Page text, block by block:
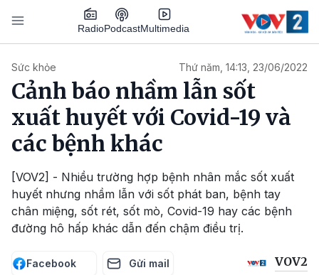
Nhảy đến nội dung
RadioPodcastMultimedia
Sức khỏe Thứ năm, 14:13, 23/06/2022
Cảnh báo nhầm lẫn sốt
xuất huyết với Covid-19 và
các bệnh khác
[VOV2] - Nhiều trường hợp bệnh nhân mắc sốt xuất
huyết nhưng nhầm lẫn với sốt phát ban, bệnh tay
chân miệng, sốt rét, sốt mò, Covid-19 hay các bệnh
đường hô hấp khác dẫn đến chậm điều trị.
Facebook Gửi mail VOV2